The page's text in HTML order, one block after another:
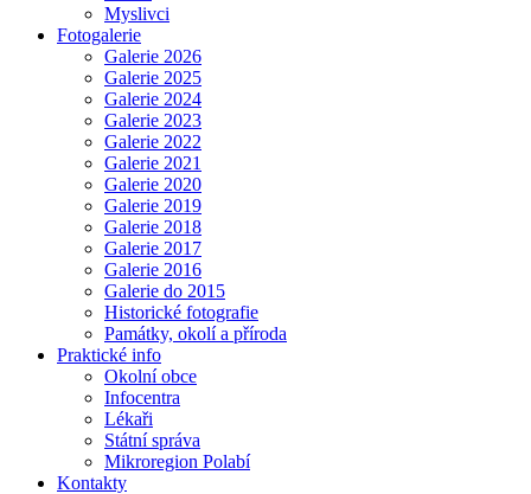
Myslivci
Fotogalerie
Galerie 2026
Galerie 2025
Galerie 2024
Galerie 2023
Galerie 2022
Galerie 2021
Galerie 2020
Galerie 2019
Galerie 2018
Galerie 2017
Galerie 2016
Galerie do 2015
Historické fotografie
Památky, okolí a příroda
Praktické info
Okolní obce
Infocentra
Lékaři
Státní správa
Mikroregion Polabí
Kontakty